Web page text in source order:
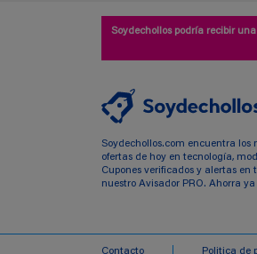
Soydechollos podría recibir
Soydechollos.com encuentra los
ofertas de hoy en tecnología,
Cupones verificados y alertas en
nuestro Avisador PRO. Ahorra ya
Contacto Politica de